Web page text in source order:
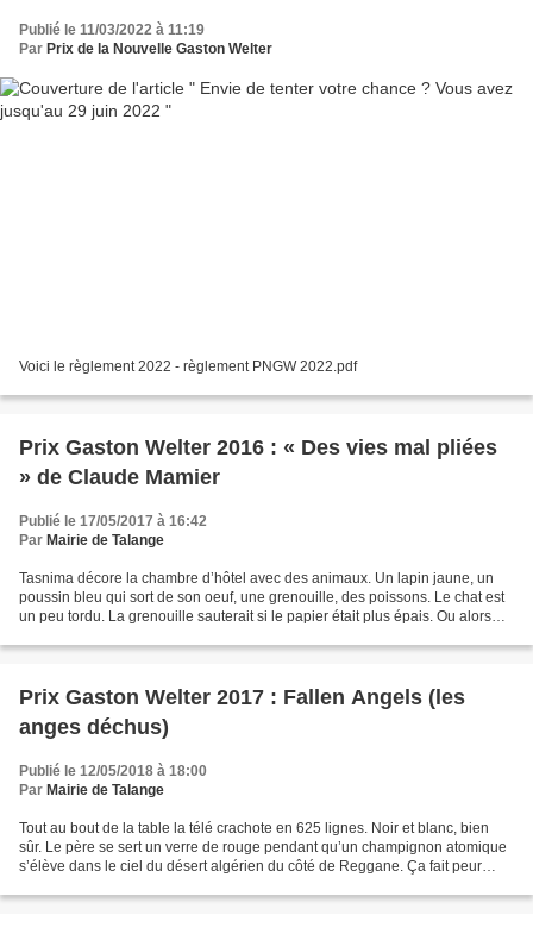
Publié le 11/03/2022 à 11:19
Par Prix de la Nouvelle Gaston Welter
Voici le règlement 2022 - règlement PNGW 2022.pdf
Prix Gaston Welter 2016 : « Des vies mal pliées
» de Claude Mamier
Publié le 17/05/2017 à 16:42
Par Mairie de Talange
Tasnima décore la chambre d’hôtel avec des animaux. Un lapin jaune, un
poussin bleu qui sort de son oeuf, une grenouille, des poissons. Le chat est
un peu tordu. La grenouille sauterait si le papier était plus épais. Ou alors
Prix Gaston Welter 2017 : Fallen Angels (les
anges déchus)
Publié le 12/05/2018 à 18:00
Par Mairie de Talange
Tout au bout de la table la télé crachote en 625 lignes. Noir et blanc, bien
sûr. Le père se sert un verre de rouge pendant qu’un champignon atomique
s’élève dans le ciel du désert algérien du côté de Reggane. Ça fait peur